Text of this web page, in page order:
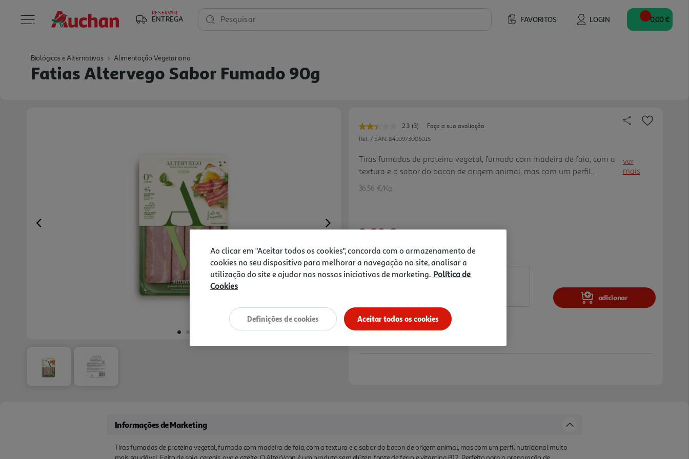
RESERVAR
ENTREGA FAVORITOS LOGIN
Pesquisar 0,00 €
Biológicos e Alternativas Alimentação Vegetariana
Fatias Altervego Sabor Fumado 90g
Previous Next
2.3 Leu
3
Link
para
a
(3)
Faça a sua avaliação
Ref. / EAN: 8410973006015
Tiras fumadas de proteina vegetal, fumado com madeira de faia, com a
textura e o sabor do bacon de origem animal, mas com um perfil
nutricional muito mais saudável. Feito de soja, cereais, ovo e azeite. O
ver
mais
36.56 €/Kg
3,29 €
Notas de preparação
adicionar
Informações de Marketing
Tiras fumadas de proteina vegetal, fumado com madeira de faia, com a textura e o sabor do bacon de origem animal, mas com um perfil nutricional muito
Ao clicar em "Aceitar todos os cookies", concorda com o armazenamento de
cookies no seu dispositivo para melhorar a navegação no site, analisar a
utilização do site e ajudar nas nossas iniciativas de marketing. Política de
Cookies
Aceitar todos os cookies
Definições de cookies